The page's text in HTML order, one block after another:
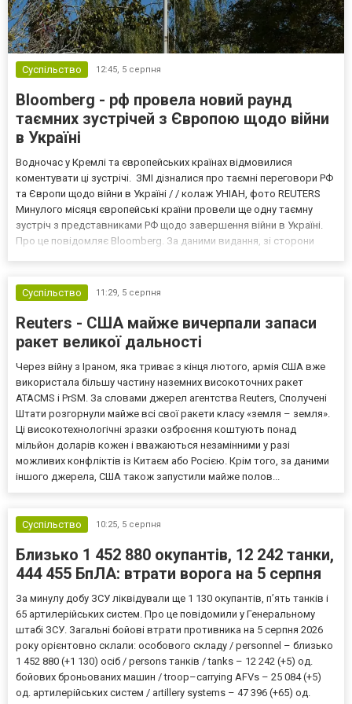
Суспільство 12:45, 5 серпня
Bloomberg - рф провела новий раунд
таємних зустрічей з Європою щодо війни
в Україні
Водночас у Кремлі та європейських країнах відмовилися
коментувати ці зустрічі. ЗМІ дізналися про таємні переговори РФ
та Європи щодо війни в Україні / / колаж УНІАН, фото REUTERS
Минулого місяця європейські країни провели ще одну таємну
зустріч з представниками РФ щодо завершення війни в Україні.
Про це повідомляє Bloomberg. За даними видання, зі сторони
Суспільство
11:29, 5 серпня
Reuters - США майже вичерпали запаси
ракет великої дальності
Через війну з Іраном, яка триває з кінця лютого, армія США вже
використала більшу частину наземних високоточних ракет
ATACMS і PrSM. За словами джерел агентства Reuters, Сполучені
Штати розгорнули майже всі свої ракети класу «земля – земля».
Ці високотехнологічні зразки озброєння коштують понад
мільйон доларів кожен і вважаються незамінними у разі
можливих конфліктів із Китаєм або Росією. Крім того, за даними
іншого джерела, США також запустили майже полов...
Суспільство 10:25, 5 серпня
Близько 1 452 880 окупантів, 12 242 танки,
444 455 БпЛА: втрати ворога на 5 серпня
За минулу добу ЗСУ ліквідували ще 1 130 окупантів, пʼять танків і
65 артилерійських систем. Про це повідомили у Генеральному
штабі ЗСУ. Загальні бойові втрати противника на 5 серпня 2026
року орієнтовно склали: особового складу / personnel – близько
1 452 880 (+1 130) осіб / persons танків / tanks – 12 242 (+5) од.
бойових броньованих машин / troop–carrying AFVs – 25 084 (+5)
од. артилерійських систем / artillery systems – 47 396 (+65) од.